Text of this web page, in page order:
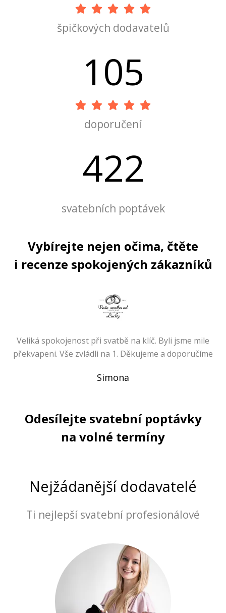
špičkových dodavatelů
105
doporučení
422
svatebních poptávek
Vybírejte nejen očima, čtěte
i recenze spokojených zákazníků
Veliká spokojenost při svatbě na klíč. Byli jsme mile
překvapeni. Vše zvládli na 1. Děkujeme a doporučíme
Simona
Odesílejte svatební poptávky
na volné termíny
Nejžádanější dodavatelé
Ti nejlepší svatební profesionálové